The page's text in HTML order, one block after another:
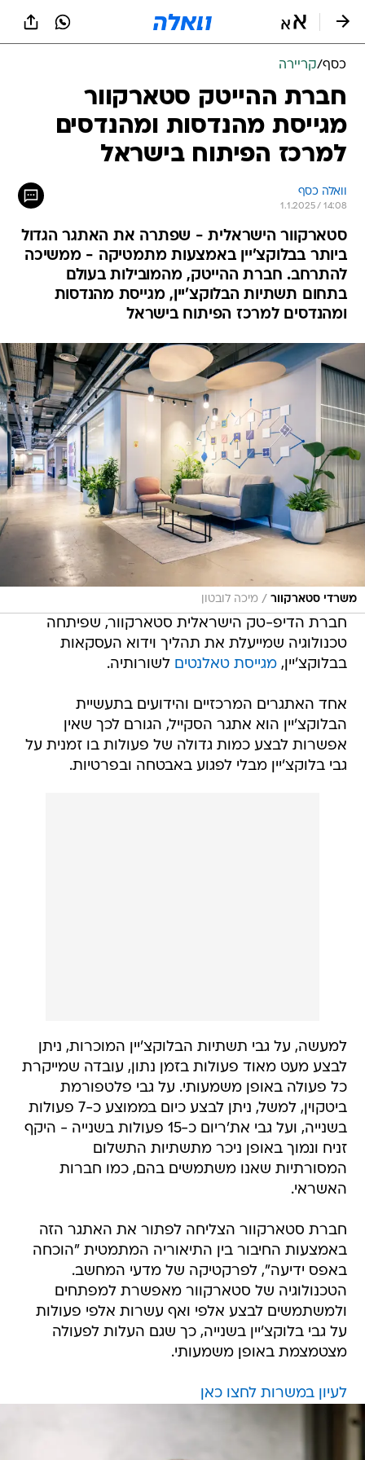
כסף/קריירה
חברת ההייטק סטארקוור
מגייסת מהנדסות ומהנדסים
למרכז הפיתוח בישראל
וואלה כסף
1.1.2025 / 14:08
סטארקוור הישראלית - שפתרה את האתגר הגדול
ביותר בבלוקצ'יין באמצעות מתמטיקה - ממשיכה
להתרחב. חברת ההייטק, מהמובילות בעולם
בתחום תשתיות הבלוקצ'יין, מגייסת מהנדסות
ומהנדסים למרכז הפיתוח בישראל
משרדי סטארקוור / מיכה לובטון
חברת הדיפ-טק הישראלית סטארקוור, שפיתחה
טכנולוגיה שמייעלת את תהליך וידוא העסקאות
בבלוקצ'יין,מגייסת טאלנטים לשורותיה.
אחד האתגרים המרכזיים והידועים בתעשיית
הבלוקצ'יין הוא אתגר הסקייל, הגורם לכך שאין
אפשרות לבצע כמות גדולה של פעולות בו זמנית על
גבי בלוקצ'יין מבלי לפגוע באבטחה ובפרטיות.
למעשה, על גבי תשתיות הבלוקצ'יין המוכרות, ניתן
לבצע מעט מאוד פעולות בזמן נתון, עובדה שמייקרת
כל פעולה באופן משמעותי. על גבי פלטפורמת
ביטקוין, למשל, ניתן לבצע כיום בממוצע כ-7 פעולות
בשנייה, ועל גבי את'ריום כ-15 פעולות בשנייה - היקף
זניח ונמוך באופן ניכר מתשתיות התשלום
המסורתיות שאנו משתמשים בהם, כמו חברות
האשראי.
חברת סטארקוור הצליחה לפתור את האתגר הזה
באמצעות החיבור בין התיאוריה המתמטית "הוכחה
באפס ידיעה", לפרקטיקה של מדעי המחשב.
הטכנולוגיה של סטארקוור מאפשרת למפתחים
ולמשתמשים לבצע אלפי ואף עשרות אלפי פעולות
על גבי בלוקצ'יין בשנייה, כך שגם העלות לפעולה
מצטמצמת באופן משמעותי.
לעיון במשרות לחצו כאן